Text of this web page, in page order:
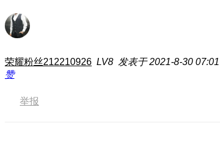
荣耀粉丝212210926 LV8 发表于 2021-8-30 07:01
赞
举报